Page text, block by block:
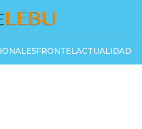
FRONTELACTUALIDAD